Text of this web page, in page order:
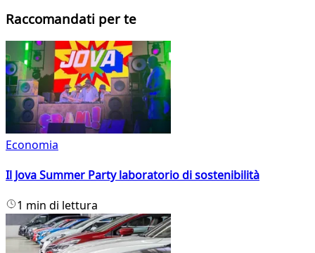
Raccomandati per te
Economia
Il Jova Summer Party laboratorio di sostenibilità
1 min di lettura